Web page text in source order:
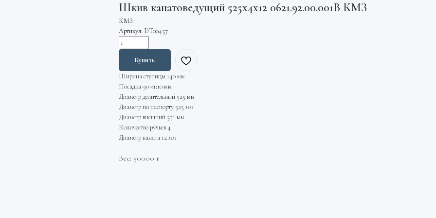
Шкив канатоведущий 525х4х12 0621.92.00.001В КМЗ
КМЗ
Артикул: DT00457
Купить
Ширина ступицы 140 мм
Посадка 90 <1:10 мм
Диаметр делительный 525 мм
Диаметр по паспорту 525 мм
Диаметр внешний 531 мм
Количество ручьев 4
Диаметр каната 12 мм
Вес: 50000 г